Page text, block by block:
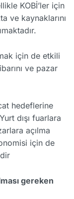
KOBİ’ler için
ve kaynaklarını
için de etkili
ve pazar
hedeflerine
dışı fuarlara
açılma
için de
gereken